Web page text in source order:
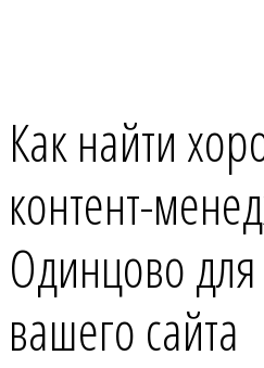
Как найти
контент-
Одинцово
вашего сайта